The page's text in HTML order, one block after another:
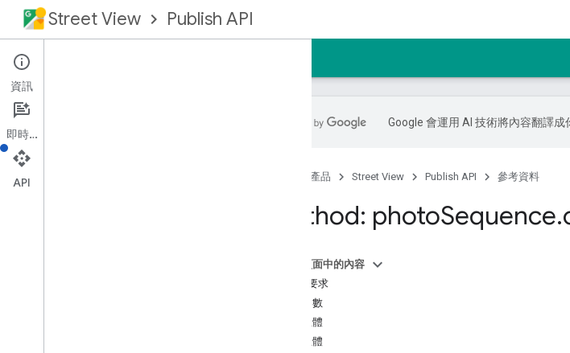
Street View Publish API
總覽
必備條件
Google 會運用 AI 技術將內容翻譯成
產品 Street View Publish API 參考資料
Method: photoSequence.
這個頁面中的內容
HTTP 要求
查詢參數
要求主體
回應主體
資訊
即時通訊
API